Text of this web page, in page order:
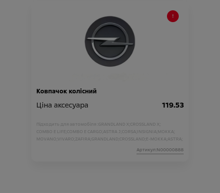
Ковпачок колісний
Ціна аксесуара 119.53
Підходить для автомобіля : GRANDLAND X; CROSSLAND X;
COMBO E LIFE; COMBO E CARGO; ASTRA J; CORSA; INSIGNIA; MOKKA;
MOVANO; VIVARO; ZAFIRA; GRANDLAND; CROSSLAND; E-MOKKA; ASTRA;
Артикул:N00000888